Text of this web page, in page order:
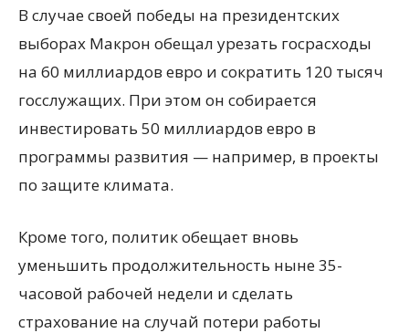
В случае своей победы на президентских
выборах Макрон обещал урезать госрасходы
на 60 миллиардов евро и сократить 120 тысяч
госслужащих. При этом он собирается
инвестировать 50 миллиардов евро в
программы развития — например, в проекты
по защите климата.
Кроме того, политик обещает вновь
уменьшить продолжительность ныне 35-
часовой рабочей недели и сделать
страхование на случай потери работы